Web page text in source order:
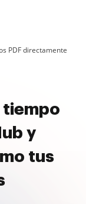
PDF directamente
tiempo
y
tus